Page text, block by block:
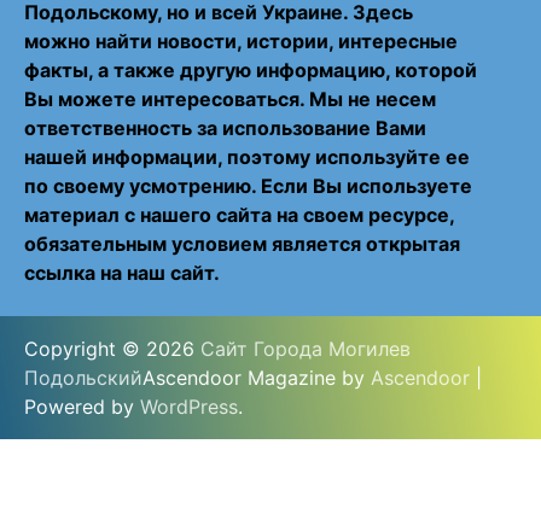
Подольскому, но и всей Украине. Здесь
можно найти новости, истории, интересные
факты, а также другую информацию, которой
Вы можете интересоваться. Мы не несем
ответственность за использование Вами
нашей информации, поэтому используйте ее
по своему усмотрению. Если Вы используете
материал с нашего сайта на своем ресурсе,
обязательным условием является открытая
ссылка на наш сайт.
Copyright © 2026 Сайт Города Могилев
ПодольскийAscendoor Magazine by Ascendoor
Powered by WordPress.